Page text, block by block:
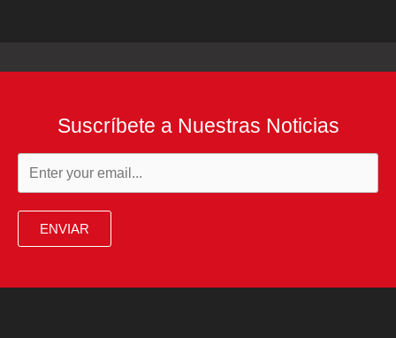
Suscríbete a Nuestras Noticias
ENVIAR